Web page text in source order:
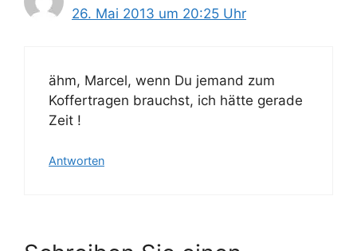
26. Mai 2013 um 20:25 Uhr
ähm, Marcel, wenn Du jemand zum
Koffertragen brauchst, ich hätte gerade
Zeit !
Antworten